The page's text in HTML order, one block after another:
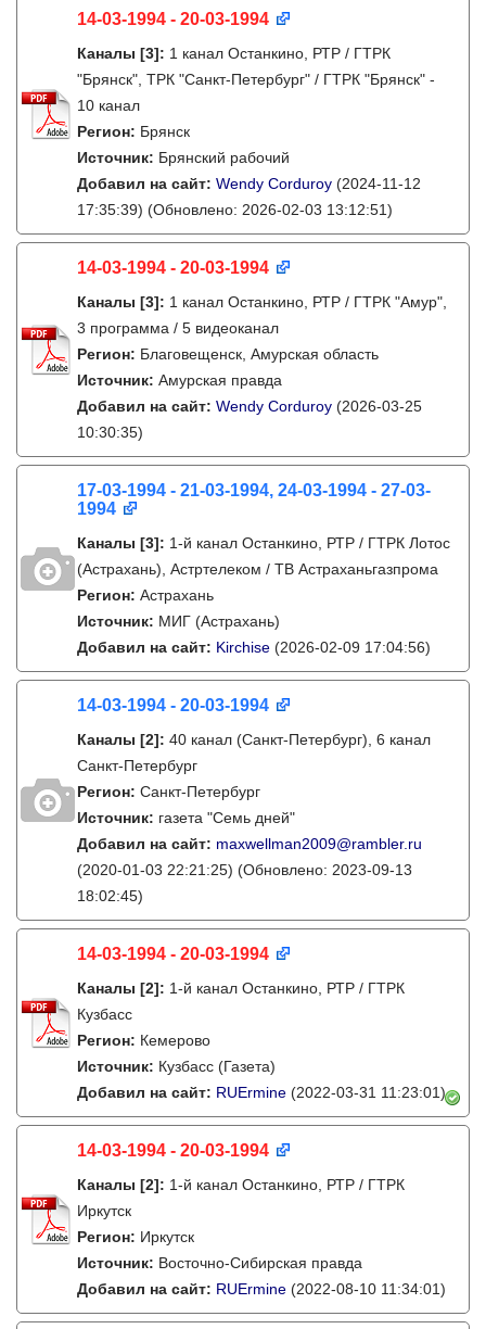
14-03-1994 - 20-03-1994
Каналы [3]: 1 канал Останкино, РТР / ГТРК
"Брянск", ТРК "Санкт-Петербург" / ГТРК "Брянск" -
10 канал
Регион: Брянск
Источник: Брянский рабочий
Добавил на сайт: Wendy Corduroy (2024-11-12
17:35:39) (Обновлено: 2026-02-03 13:12:51)
14-03-1994 - 20-03-1994
Каналы [3]: 1 канал Останкино, РТР / ГТРК "Амур",
3 программа / 5 видеоканал
Регион: Благовещенск, Амурская область
Источник: Амурская правда
Добавил на сайт: Wendy Corduroy (2026-03-25
10:30:35)
17-03-1994 - 21-03-1994, 24-03-1994 - 27-03-
1994
Каналы [3]: 1-й канал Останкино, РТР / ГТРК Лотос
(Астрахань), Астртелеком / ТВ Астраханьгазпрома
Регион: Астрахань
Источник: МИГ (Астрахань)
Добавил на сайт: Kirchise (2026-02-09 17:04:56)
14-03-1994 - 20-03-1994
Каналы [2]: 40 канал (Санкт-Петербург), 6 канал
Санкт-Петербург
Регион: Санкт-Петербург
Источник: газета "Семь дней"
Добавил на сайт: maxwellman2009@rambler.ru
(2020-01-03 22:21:25) (Обновлено: 2023-09-13
18:02:45)
14-03-1994 - 20-03-1994
Каналы [2]: 1-й канал Останкино, РТР / ГТРК
Кузбасс
Регион: Кемерово
Источник: Кузбасс (Газета)
Добавил на сайт: RUErmine (2022-03-31 11:23:01)
14-03-1994 - 20-03-1994
Каналы [2]: 1-й канал Останкино, РТР / ГТРК
Иркутск
Регион: Иркутск
Источник: Восточно-Сибирская правда
Добавил на сайт: RUErmine (2022-08-10 11:34:01)